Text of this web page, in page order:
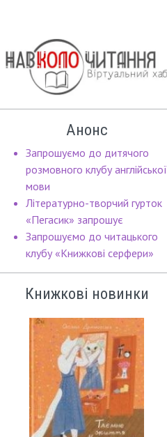
Анонс
Запрошуємо до дитячого
розмовного клубу англійської
мови
Літературно-творчий гурток
«Пегасик» запрошує
Запрошуємо до читацького
клубу «Книжкові серфери»
Книжкові новинки